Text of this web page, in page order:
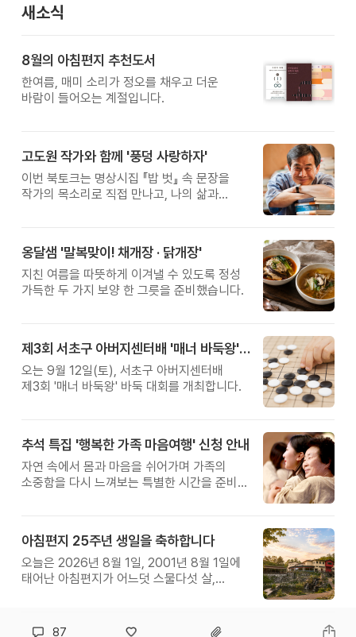
새소식
8월의 아침편지 추천도서
한여름, 매미 소리가 정오를 채우고 더운
바람이 들어오는 계절입니다.
고도원 작가와 함께 '풍덩 사랑하자'
이번 북토크는 명상시집 『밥 벗』 속 문장을
작가의 목소리로 직접 만나고, 나의 삶과
옹달샘 '말복맞이! 채개장 · 닭개장'
지친 여름을 따뜻하게 이겨낼 수 있도록 정성
가득한 두 가지 보양 한 그릇을 준비했습니다.
제3회 서초구 아버지센터배 '매너 바둑왕' 대회
오는 9월 12일(토), 서초구 아버지센터배
제3회 '매너 바둑왕' 바둑 대회를 개최합니다.
추석 특집 '행복한 가족 마음여행' 신청 안내
자연 속에서 몸과 마음을 쉬어가며 가족의
소중함을 다시 느껴보는 특별한 시간을 준비해
아침편지 25주년 생일을 축하합니다
오늘은 2026년 8월 1일, 2001년 8월 1일에
태어난 아침편지가 어느덧 스물다섯 살,
87